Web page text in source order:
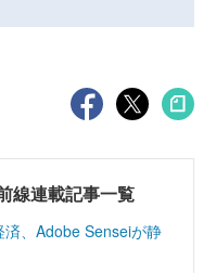
線連載記事一覧
、Adobe Senseiが静